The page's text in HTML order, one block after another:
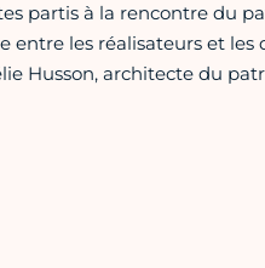
partis à la rencontre du
entre les réalisateurs et
Husson, architecte du